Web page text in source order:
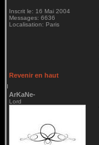
Inscrit le: 16 Mai 2004
Messages: 6636
Localisation: Paris
Revenir en haut
ArKaNe-
Lord